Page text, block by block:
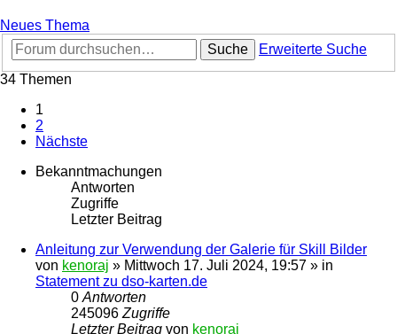
Neues Thema
Suche
Erweiterte Suche
34 Themen
1
2
Nächste
Bekanntmachungen
Antworten
Zugriffe
Letzter Beitrag
Anleitung zur Verwendung der Galerie für Skill Bilder
von kenoraj » Mittwoch 17. Juli 2024, 19:57 » in
Statement zu dso-karten.de
0Antworten
245096Zugriffe
Letzter Beitrag von kenoraj